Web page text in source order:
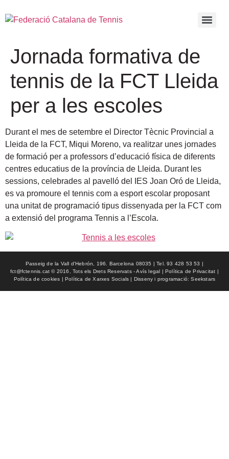
Jornada formativa de
tennis de la FCT Lleida
per a les escoles
Durant el mes de setembre el Director Tècnic Provincial a
Lleida de la FCT, Miqui Moreno, va realitzar unes jornades
de formació per a professors d’educació física de diferents
centres educatius de la província de Lleida. Durant les
sessions, celebrades al pavelló del IES Joan Oró de Lleida,
es va promoure el tennis com a esport escolar proposant
una unitat de programació tipus dissenyada per la FCT com
a extensió del programa Tennis a l’Escola.
Passeig de la Vall d'Hebrón, 196. Barcelona 08035 | Tel. 93 428 53 53 |
fct@fctennis.cat © 2016, Tots els Drets Reservats - Avís legal | Política de Privacitat |
Política de cookies | Política de Xarxes Socials | Disseny i programació: Seekstars